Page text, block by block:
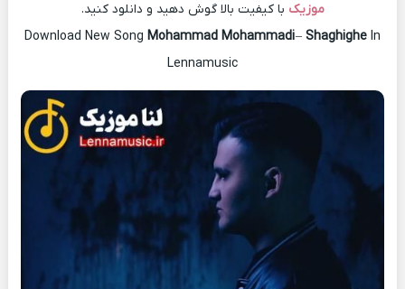
موزیک با کیفیت بالا گوش دهید و دانلود کنید.
Download New Song Mohammad Mohammadi– Shaghighe In
Lennamusic